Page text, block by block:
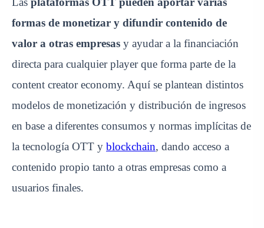
formas de monetizar y difundir contenido de
valor a otras empresas y ayudar a la financiación
directa para cualquier playerque forma parte de la
content creator economy. Aquí se plantean distintos
modelos de monetización y distribución de ingresos
en base a diferentes consumos y normas implícitas de
la tecnología OTT y blockchain, dando acceso a
contenido propio tanto a otras empresas como a
usuarios finales.